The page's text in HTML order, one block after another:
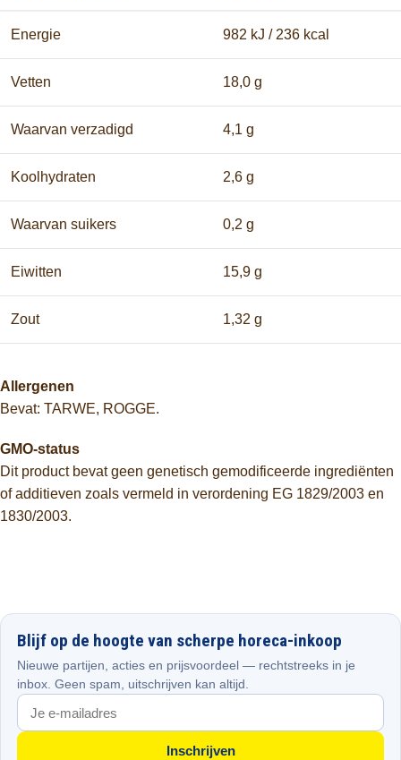
Energie 982 kJ / 236 kcal
Vetten 18,0 g
Waarvan verzadigd 4,1 g
Koolhydraten 2,6 g
Waarvan suikers 0,2 g
Eiwitten 15,9 g
Zout 1,32 g
Allergenen
Bevat: TARWE, ROGGE.
GMO-status
Dit product bevat geen genetisch gemodificeerde ingrediënten
of additieven zoals vermeld in verordening EG 1829/2003 en
1830/2003.
Blijf op de hoogte van scherpe horeca-inkoop
Nieuwe partijen, acties en prijsvoordeel — rechtstreeks in je
inbox. Geen spam, uitschrijven kan altijd.
Inschrijven